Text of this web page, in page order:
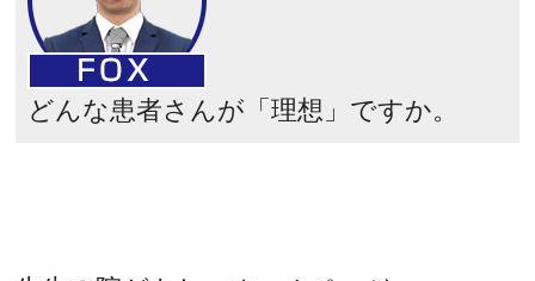
どんな患者さんが「理想」ですか。